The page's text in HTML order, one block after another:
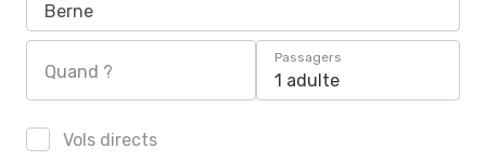
Berne
Quand ?
Passagers
1 adulte
Vols directs